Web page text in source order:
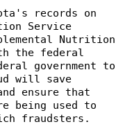
records on
Service
Nutrition
the federal
government to
will save
ensure that
being used to
fraudsters.